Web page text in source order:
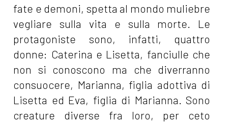
fate e demoni, spetta al mondo muliebre
vegliare sulla vita e sulla morte. Le
protagoniste sono, infatti, quattro
donne: Caterina e Lisetta, fanciulle che
non si conoscono ma che diverranno
consuocere, Marianna, figlia adottiva di
Lisetta ed Eva, figlia di Marianna. Sono
creature diverse fra loro, per ceto